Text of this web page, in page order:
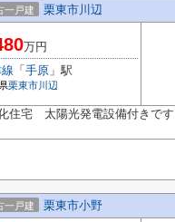
一戸建 栗東市川辺
万円
「 手原 」駅
栗東市川辺
住宅 太陽光発電設備付きで
一戸建 栗東市小野